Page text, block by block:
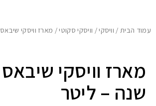
עמוד הבית/ וויסקי/ וויסקי סקוטי/ מארז וויסקי שיבאס 12 שנה – ליטר
שנה – ליטר